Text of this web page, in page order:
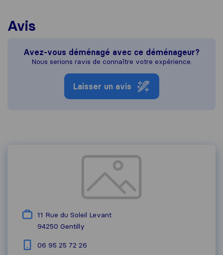
Avis
Avez-vous déménagé avec ce déménageur?
Nous serions ravis de connaître votre expérience.
Laisser un avis
11 Rue du Soleil Levant
94250 Gentilly
06 95 25 72 26